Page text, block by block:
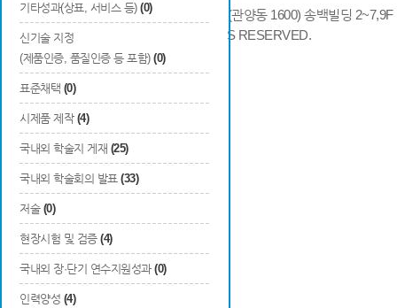
기타성과(상표, 서비스 등) (0)
신기술 지정
(제품인증, 품질인증 등 포함) (0)
표준채택 (0)
시제품 제작 (4)
국내외 학술지 게재 (25)
국내외 학술회의 발표 (33)
저술 (0)
현장시험 및 검증 (4)
국내외 장·단기 연수지원성과 (0)
인력양성 (4)
14066 경기도 안양시 동안구 시민대로 286 (관양동 1600) 송백빌딩
COPYRIGHTS © 2014 KAIA, ALL RIGHTS RESERVED.